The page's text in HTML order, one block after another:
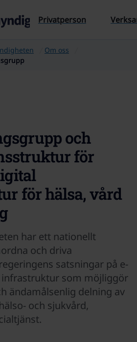
Till sidans innehåll
Privatperson
Om oss
och
för
för hälsa, vård
har ett nationellt
och driva
satsningar på e-
infrastruktur som möjliggör
ändamålsenlig delning av
och sjukvård,